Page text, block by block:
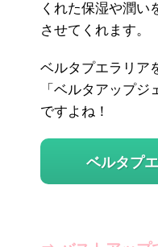
くれた保湿や潤い
させてくれます。
ベルタプエラリア
「ベルタアップ
ですよね！
ベルタプ